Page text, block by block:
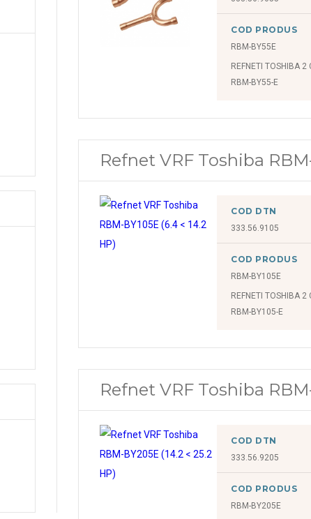
COD PRODUS
RBM-BY55E
REFNETI TOSHIBA 2
RBM-BY55-E
Refnet VRF Toshiba
COD DTN
333.56.9105
COD PRODUS
RBM-BY105E
REFNETI TOSHIBA 2
RBM-BY105-E
Refnet VRF Toshiba
COD DTN
333.56.9205
COD PRODUS
RBM-BY205E